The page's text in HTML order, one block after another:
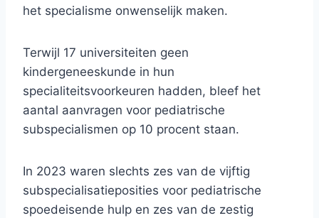
het specialisme onwenselijk maken.
Terwijl 17 universiteiten geen
kindergeneeskunde in hun
specialiteitsvoorkeuren hadden, bleef het
aantal aanvragen voor pediatrische
subspecialismen op 10 procent staan.
In 2023 waren slechts zes van de vijftig
subspecialisatieposities voor pediatrische
spoedeisende hulp en zes van de zestig